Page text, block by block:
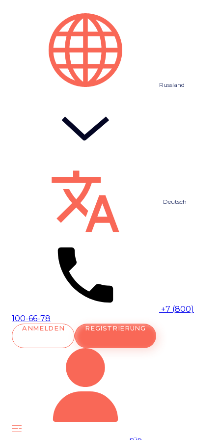
Russland
Deutsch
+7 (800)
100-66-78
ANMELDEN REGISTRIERUNG